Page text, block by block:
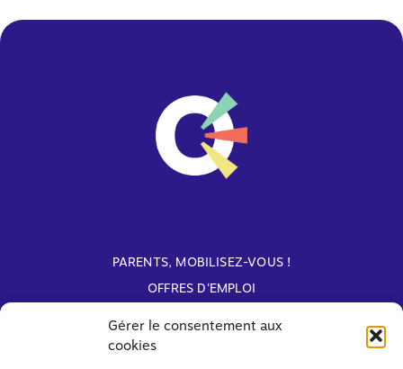
Gérer le consentement aux
cookies
PARENTS, MOBILISEZ-VOUS !
OFFRES D'EMPLOI